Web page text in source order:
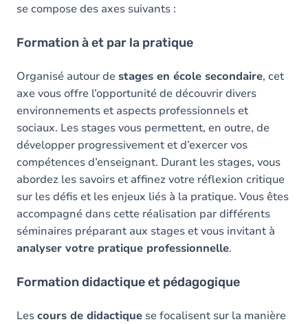
se compose des axes suivants :
Formation à et par la pratique
Organisé autour de stages en école secondaire, cet
axe vous offre l’opportunité de découvrir divers
environnements et aspects professionnels et
sociaux. Les stages vous permettent, en outre, de
développer progressivement et d’exercer vos
compétences d’enseignant. Durant les stages, vous
abordez les savoirs et affinez votre réflexion critique
sur les défis et les enjeux liés à la pratique. Vous êtes
accompagné dans cette réalisation par différents
séminaires préparant aux stages et vous invitant à
analyser votre pratique professionnelle.
Formation didactique et pédagogique
Lescours de didactique se focalisent sur la manière